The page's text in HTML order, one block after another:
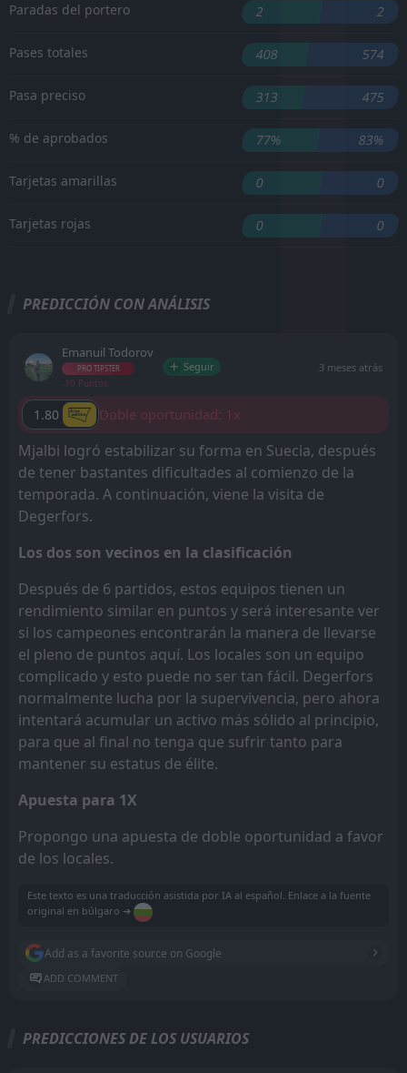
Paradas del portero 2 2
Pases totales 408 574
Pasa preciso 313 475
% de aprobados 77% 83%
Tarjetas amarillas 0 0
Tarjetas rojas 0 0
PREDICCIÓN CON ANÁLISIS
Emanuil Todorov
PRO TIPSTER
-10 Puntos
Seguir 3 meses atrás
1.80 Doble oportunidad: 1x
Mjalbi logró estabilizar su forma en Suecia, después
de tener bastantes dificultades al comienzo de la
temporada. A continuación, viene la visita de
Degerfors.
Los dos son vecinos en la clasificación
Después de 6 partidos, estos equipos tienen un
rendimiento similar en puntos y será interesante ver
si los campeones encontrarán la manera de llevarse
el pleno de puntos aquí. Los locales son un equipo
complicado y esto puede no ser tan fácil. Degerfors
normalmente lucha por la supervivencia, pero ahora
intentará acumular un activo más sólido al principio,
para que al final no tenga que sufrir tanto para
mantener su estatus de élite.
Apuesta para 1X
Propongo una apuesta de doble oportunidad a favor
de los locales.
Este texto es una traducción asistida por IA al español. Enlace a la fuente
original en búlgaro ➔
Add as a favorite source on Google
ADD COMMENT
PREDICCIONES DE LOS USUARIOS